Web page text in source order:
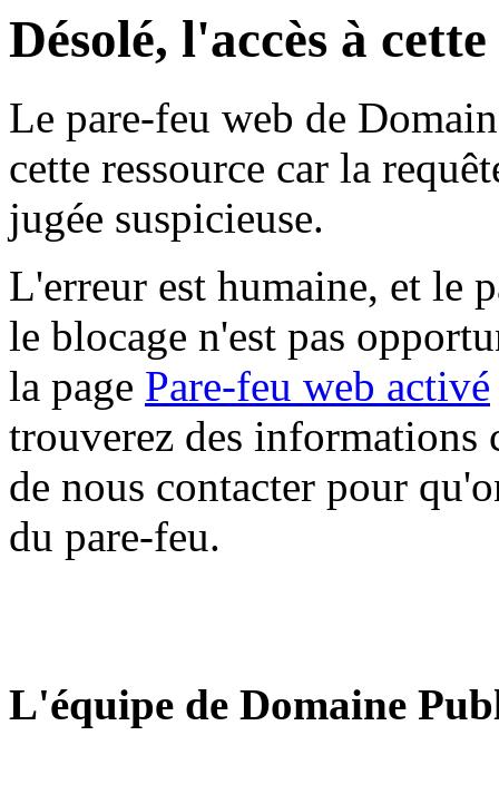
Désolé, l'accès à
Le pare-feu web de
cette ressource car la
jugée suspicieuse.
L'erreur est humaine, et le
le blocage n'est pas
la page Pare-feu web activé
trouverez des informations
de nous contacter pour
du pare-feu.
L'équipe de Domaine